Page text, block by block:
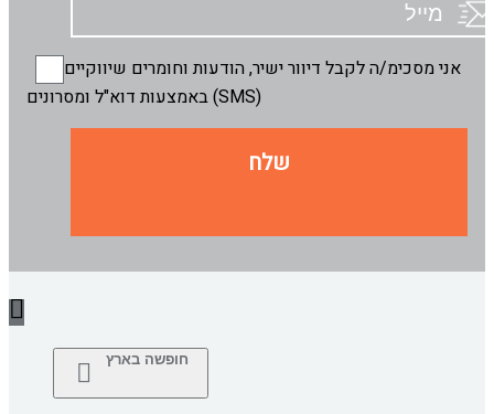
אני מסכימ/ה לקבל דיוור ישיר, הודעות וחומרים שיווקיים
באמצעות דוא"ל ומסרונים (SMS)
שלח
חופשה בארץ